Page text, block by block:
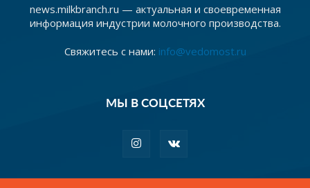
news.milkbranch.ru — актуальная и своевременная
информация индустрии молочного производства.
Свяжитесь с нами: info@vedomost.ru
МЫ В СОЦСЕТЯХ